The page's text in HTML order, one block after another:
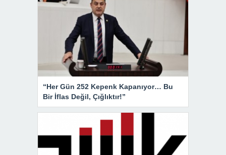
“Her Gün 252 Kepenk Kapanıyor… Bu
Bir İflas Değil, Çığlıktır!”